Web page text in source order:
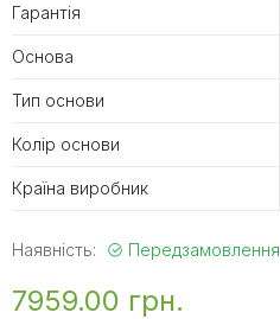
Гарантія
Основа
Тип основи
Колір основи
Країна виробник
Наявність: Передзамовлення
7959.00 грн.